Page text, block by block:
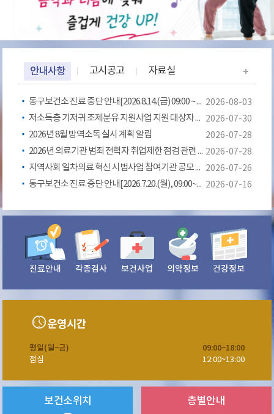
안내사항
동구보건소 진료 중단 안내[2026.8.14.(금) 09:00 ~ 18:00] 2026-08-03
저소득층 기저귀 조제분유 지원사업 지원 대상자 확대 안내 2026-07-30
2026년 8월 방역소독 실시 계획 알림 2026-07-28
2026년 의료기관 범죄 전력자 취업제한 점검 관련 명단 제출 안내 2026-07-28
지역사회 일차의료 혁신 시범사업 참여기관 공모 안내(Q&A추가) 2026-07-26
동구보건소 진료 중단 안내[2026.7.20.(월), 09:00~14:00)] 2026-07-16
고시공고 자료실
진료안내 각종검사 보건사업 의약정보 건강정보
운영시간
평일(월~금) 09:00~18:00
점심 12:00~13:00
보건소위치 층별안내